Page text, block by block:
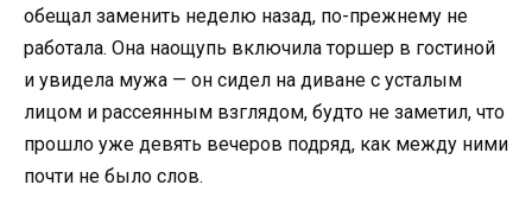
обещал заменить неделю назад, по-прежнему не
работала. Она наощупь включила торшер в гостиной
и увидела мужа — он сидел на диване с усталым
лицом и рассеянным взглядом, будто не заметил, что
прошло уже девять вечеров подряд, как между ними
почти не было слов.